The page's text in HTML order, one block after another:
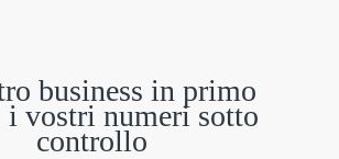
business in primo
i vostri numeri sotto
controllo